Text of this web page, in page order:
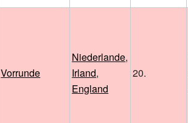
Vorrunde
Niederlande,
Irland,
England
20.